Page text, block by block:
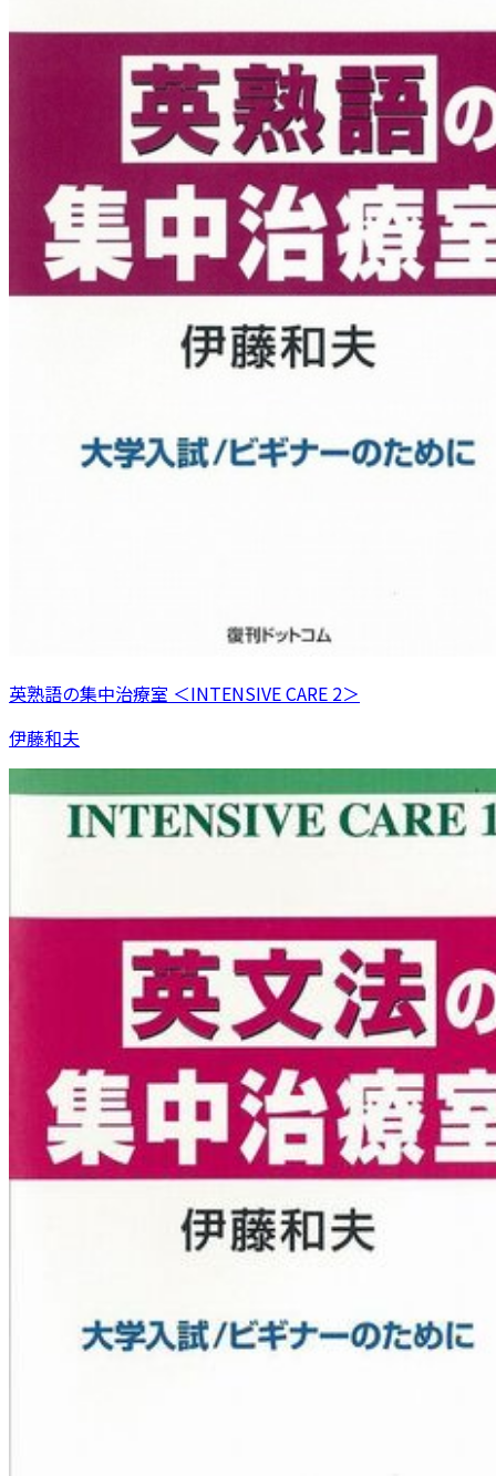
英熟語の集中治療室 ＜INTENSIVE CARE 2＞
伊藤和夫